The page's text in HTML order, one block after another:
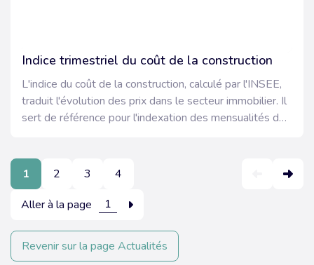
Indice trimestriel du coût de la construction
L'indice du coût de la construction, calculé par l'INSEE,
traduit l'évolution des prix dans le secteur immobilier. Il
sert de référence pour l'indexation des mensualités de
1
2 3
4
Aller à la page
Revenir sur la page Actualités